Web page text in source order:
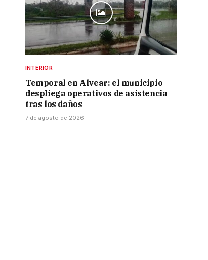
INTERIOR
Temporal en Alvear: el municipio
despliega operativos de asistencia
tras los daños
7 de agosto de 2026